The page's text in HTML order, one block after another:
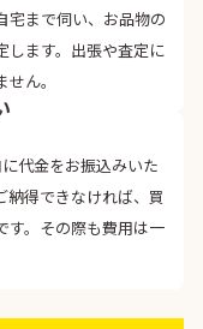
宅まで伺い、お品物の
します。出張や査定に
ん。
代金をお振込みいた
納得できなければ、買
す。その際も費用は一